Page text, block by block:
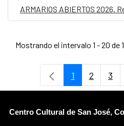
Mostrando el intervalo 1 - 20 de
Página
1 Página
2 3
Centro Cultural de San José,